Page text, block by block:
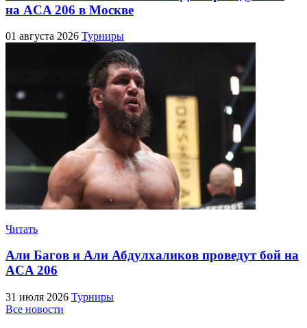
на ACA 206 в Москве
01 августа 2026 Турниры
Читать
Али Багов и Али Абдулхаликов проведут бой на
ACA 206
31 июля 2026 Турниры
Все новости